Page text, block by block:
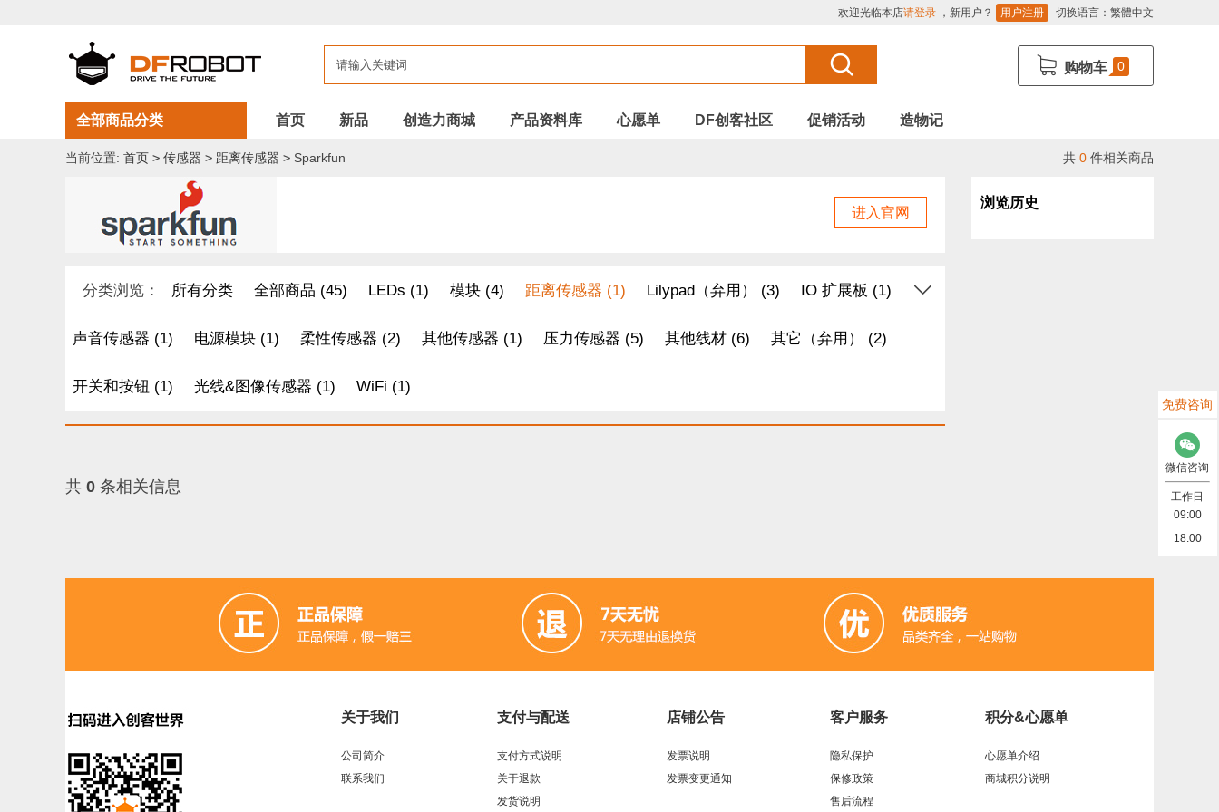
欢迎光临本店请登录 ，新用户？ 用户注册 切换语言： 繁體中文
购物车 0
全部商品分类 首页 新品 创造力商城 产品资料库 心愿单 DF创客社区 促销活动 造物记
当前位置: 首页 > 传感器 > 距离传感器 > Sparkfun 共 0 件相关商品
进入官网
分类浏览： 所有分类 全部商品 (45) LEDs (1) 模块 (4) 距离传感器 (1) Lilypad（弃用） (3) IO 扩展板 (1)
声音传感器 (1) 电源模块 (1) 柔性传感器 (2) 其他传感器 (1) 压力传感器 (5) 其他线材 (6) 其它（弃用） (2)
开关和按钮 (1) 光线&图像传感器 (1) WiFi (1)
共 0 条相关信息
浏览历史
关于我们
公司简介
联系我们
支付与配送
支付方式说明
关于退款
发货说明
店铺公告
发票说明
发票变更通知
客户服务
隐私保护
保修政策
售后流程
积分&心愿单
心愿单介绍
商城积分说明
免费咨询
微信咨询
工作日
09:00
-
18:00